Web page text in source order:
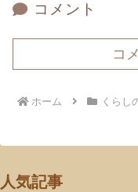
コメント
コ
ホーム くらし
人気記事